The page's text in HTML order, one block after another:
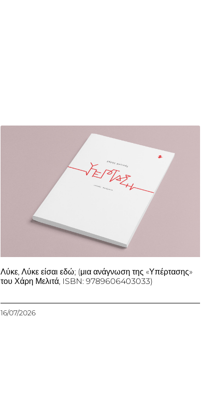
Λύκε, Λύκε είσαι εδώ; (μια ανάγνωση της «Υπέρτασης»
του Χάρη Μελιτά, ISBN: 9789606403033)
16/07/2026